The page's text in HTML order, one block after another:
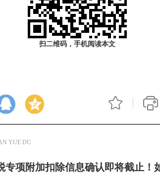
扫二维码，手机阅读本文
YUE DU
专项附加扣除信息确认即将截止！